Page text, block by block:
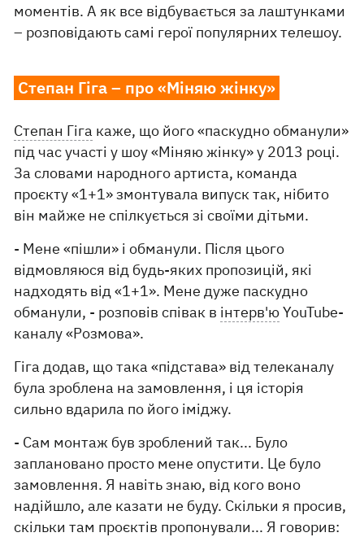
моментів. А як все відбувається за лаштунками
– розповідають самі герої популярних телешоу.
Степан Гіга – про «Міняю жінку»
Степан Гіга каже, що його «паскудно обманули»
під час участі у шоу «Міняю жінку» у 2013 році.
За словами народного артиста, команда
проєкту «1+1» змонтувала випуск так, нібито
він майже не спілкується зі своїми дітьми.
- Мене «пішли» і обманули. Після цього
відмовляюся від будь-яких пропозицій, які
надходять від «1+1». Мене дуже паскудно
обманули, - розповів співак в інтерв'юYouTube-
каналу «Розмова».
Гіга додав, що така «підстава» від телеканалу
була зроблена на замовлення, і ця історія
сильно вдарила по його іміджу.
- Сам монтаж був зроблений так... Було
заплановано просто мене опустити. Це було
замовлення. Я навіть знаю, від кого воно
надійшло, але казати не буду. Скільки я просив,
скільки там проєктів пропонували... Я говорив: